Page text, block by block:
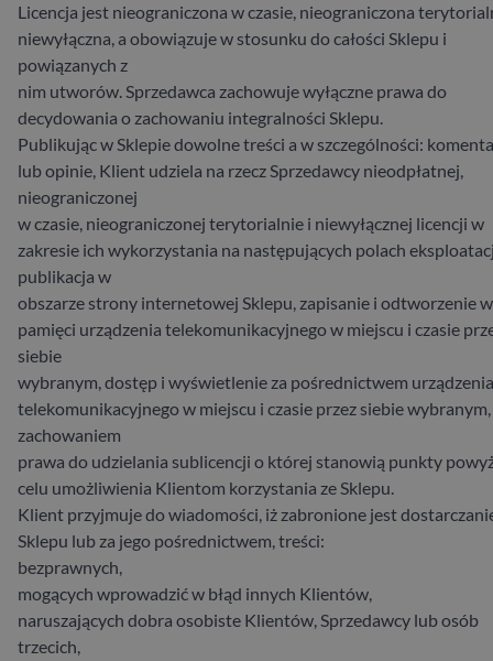
Licencja jest nieograniczona w czasie, nieograniczona
niewyłączna, a obowiązuje w stosunku do całości Sklepu i
powiązanych z
nim utworów. Sprzedawca zachowuje wyłączne prawa do
decydowania o zachowaniu integralności Sklepu.
Publikując w Sklepie dowolne treści a w szczególności:
lub opinie, Klient udziela na rzecz Sprzedawcy nieodpłatnej,
nieograniczonej
w czasie, nieograniczonej terytorialnie i niewyłącznej licencji w
zakresie ich wykorzystania na następujących polach
publikacja w
obszarze strony internetowej Sklepu, zapisanie i odtworzenie w
pamięci urządzenia telekomunikacyjnego w miejscu i czasie
siebie
wybranym, dostęp i wyświetlenie za pośrednictwem urządzenia
telekomunikacyjnego w miejscu i czasie przez siebie wybranym,
zachowaniem
prawa do udzielania sublicencji o której stanowią punkty
celu umożliwienia Klientom korzystania ze Sklepu.
Klient przyjmuje do wiadomości, iż zabronione jest
Sklepu lub za jego pośrednictwem, treści:
bezprawnych,
mogących wprowadzić w błąd innych Klientów,
naruszających dobra osobiste Klientów, Sprzedawcy lub osób
trzecich,